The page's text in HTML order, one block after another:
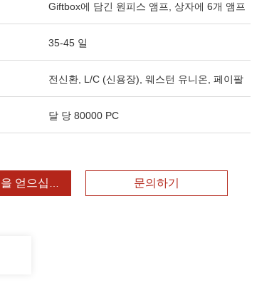
Giftbox에 담긴 원피스 앰프, 상자에 6개 앰프
35-45 일
전신환, L/C (신용장), 웨스턴 유니온, 페이팔
달 당 80000 PC
얻으십시오 문의하기